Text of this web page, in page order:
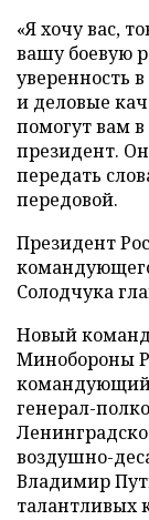
«Я хочу вас,
вашу боевую
уверенность
и деловые
помогут вам
президент.
передать
передовой.
Президент
Солодчука
Новый
Минобороны
командующий
генерал-
воздушно-
Владимир
талантливых